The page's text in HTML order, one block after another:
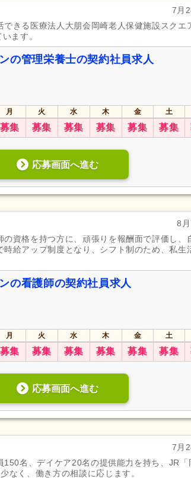
7月
きる医療法人大朋会岡崎老人保健施設スクエ
ます。
の管理栄養士の契約社員求人
月 火 水 木 金 土
募集 募集 募集 募集 募集 募集
応募画面へ進む
8
資格を持つ方に、頑張りを報酬面で評価し、
給アップ制度となり、シフト制のため、私生
の看護師の契約社員求人
月 火 水 木 金 土
募集 募集 募集 募集 募集 募集
応募画面へ進む
7月
150名、デイケア20名の提供能力を持ち、JR「
なく、働き方の相談に応じます。